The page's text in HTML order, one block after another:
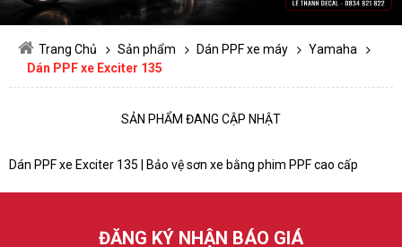
Trang Chủ Sản phẩm Dán PPF xe máy
Yamaha
Dán PPF xe Exciter 135
SẢN PHẨM ĐANG CẬP NHẬT
Dán PPF xe Exciter 135 | Bảo vệ sơn xe bằng phim PPF cao cấp
ĐĂNG KÝ NHẬN BÁO GIÁ